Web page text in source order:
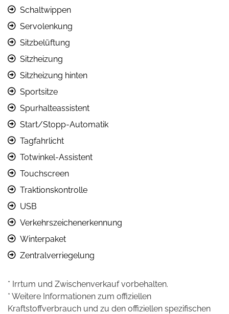
Schaltwippen
Servolenkung
Sitzbelüftung
Sitzheizung
Sitzheizung hinten
Sportsitze
Spurhalteassistent
Start/Stopp-Automatik
Tagfahrlicht
Totwinkel-Assistent
Touchscreen
Traktionskontrolle
USB
Verkehrszeichenerkennung
Winterpaket
Zentralverriegelung
* Irrtum und Zwischenverkauf vorbehalten.
* Weitere Informationen zum offiziellen
Kraftstoffverbrauch und zu den offiziellen spezifischen